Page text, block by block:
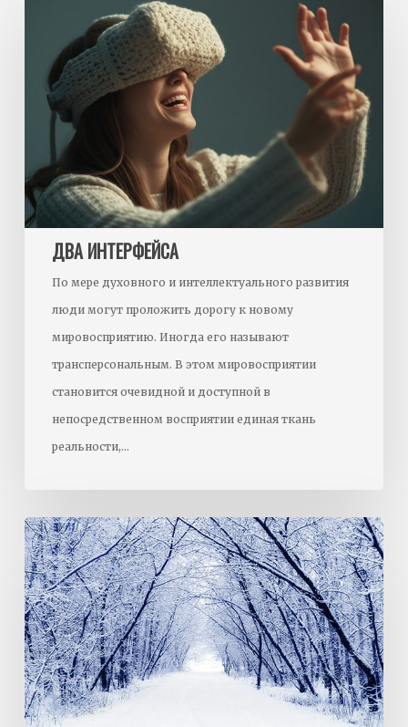
интерфейса
ДВА ИНТЕРФЕЙСА
По мере духовного и интеллектуального развития
люди могут проложить дорогу к новому
мировосприятию. Иногда его называют
трансперсональным. В этом мировосприятии
становится очевидной и доступной в
непосредственном восприятии единая ткань
реальности,…
Зима